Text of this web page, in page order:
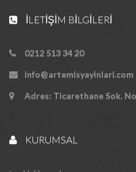
İLETIŞIM BILGILERI
0212 513 34 20
info@artemisyayinlari.com
Adres: Ticarethane Sok.
KURUMSAL